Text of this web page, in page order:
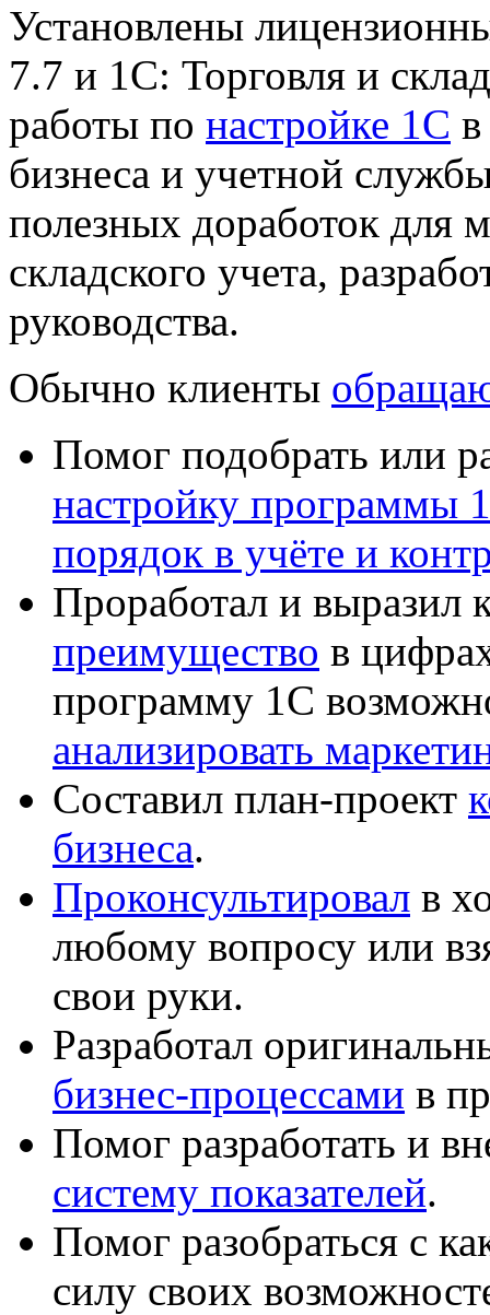
Установлены
7.7 и 1С: Торговля и
работы по настройке 1С
бизнеса и учетной
полезных доработок для
складского учета,
руководства.
Обычно клиенты
Помог подобрать или
настройку программы
порядок в учёте и
Проработал и выразил
преимущество в
программу 1С
анализировать
Составил план-проект
бизнеса.
Проконсультировал в
любому вопросу или
свои руки.
Разработал
бизнес-процессами в
Помог разработать и
систему показателей.
Помог разобраться с
силу своих